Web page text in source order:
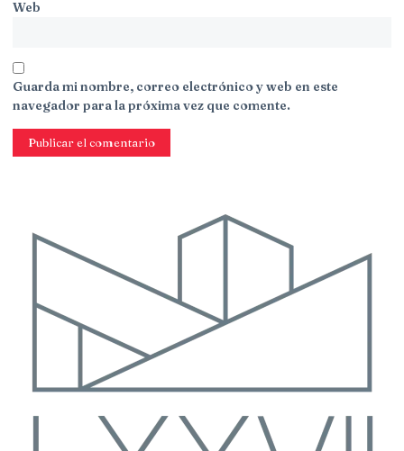
Web
Guarda mi nombre, correo electrónico y web en este
navegador para la próxima vez que comente.